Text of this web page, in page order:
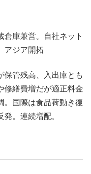
倉庫兼営。自社ネット
アジア開拓
管残高、入出庫とも
修繕費増だが適正料金
。国際は食品荷動き復
。連続増配。